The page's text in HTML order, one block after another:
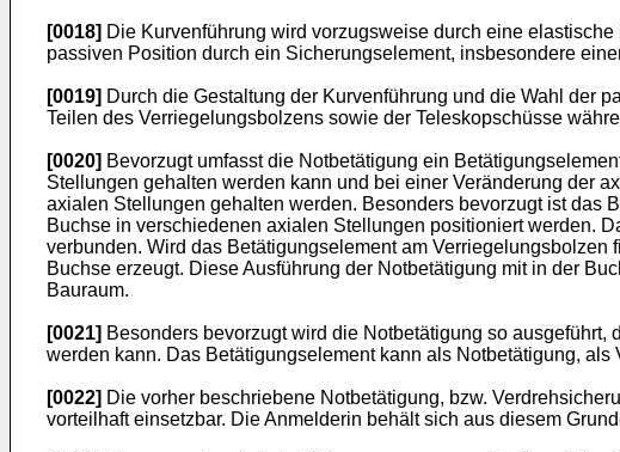
[0018] Die Kurvenführung wird vorzugsweise durch eine
passiven Position durch ein Sicherungselement, insbesondere
[0019] Durch die Gestaltung der Kurvenführung und die Wahl der
Teilen des Verriegelungsbolzens sowie der Teleskopschüsse
[0020] Bevorzugt umfasst die Notbetätigung ein
Stellungen gehalten werden kann und bei einer Veränderung der
axialen Stellungen gehalten werden. Besonders bevorzugt ist das
Buchse in verschiedenen axialen Stellungen positioniert werden.
verbunden. Wird das Betätigungselement am
Buchse erzeugt. Diese Ausführung der Notbetätigung mit in der
Bauraum.
[0021] Besonders bevorzugt wird die Notbetätigung so
werden kann. Das Betätigungselement kann als Notbetätigung,
[0022] Die vorher beschriebene Notbetätigung, bzw.
vorteilhaft einsetzbar. Die Anmelderin behält sich aus diesem